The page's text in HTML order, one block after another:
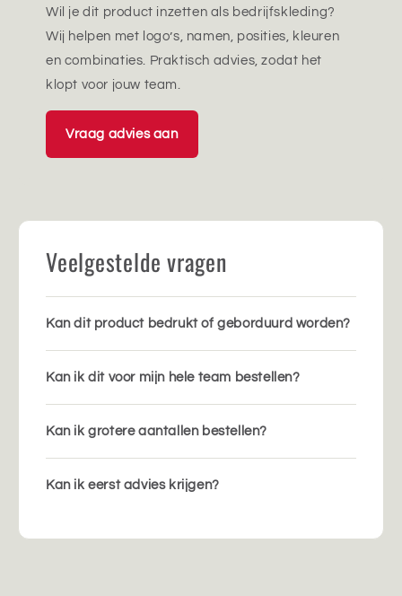
Wil je dit product inzetten als bedrijfskleding?
Wij helpen met logo’s, namen, posities, kleuren
en combinaties. Praktisch advies, zodat het
klopt voor jouw team.
Vraag advies aan
Veelgestelde vragen
Kan dit product bedrukt of geborduurd worden?
Kan ik dit voor mijn hele team bestellen?
Kan ik grotere aantallen bestellen?
Kan ik eerst advies krijgen?